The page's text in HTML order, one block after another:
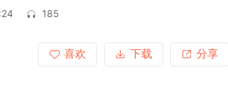
185
喜欢
下载 分享